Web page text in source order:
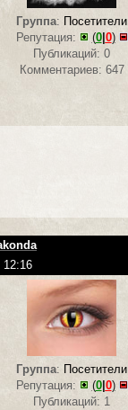
Группа: Посетители
Репутация:
(0| 0)
Публикаций: 0
Комментариев: 647
12:16
Группа: Посетители
Репутация:
(0| 0)
Публикаций: 1